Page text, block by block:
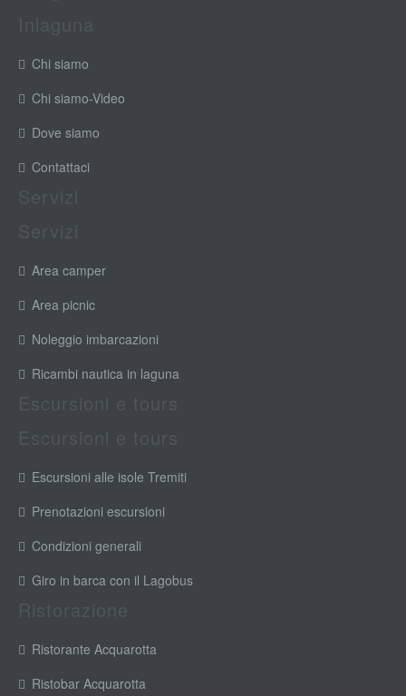
Chi siamo
Chi siamo-Video
Dove siamo
Contattaci
Area camper
Area picnic
Noleggio imbarcazioni
Ricambi nautica in laguna
Escursioni alle isole Tremiti
Prenotazioni escursioni
Condizioni generali
Giro in barca con il Lagobus
Ristorante Acquarotta
Ristobar Acquarotta